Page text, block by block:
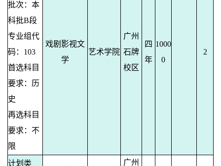
批次：本
科批B段
专业组代
码：103
首选科目
要求：历
史
再选科目
要求：不
限
戏剧影视文
学
艺术学院
广州
石牌
校区
四
年
1000
0
2
计划类
广州